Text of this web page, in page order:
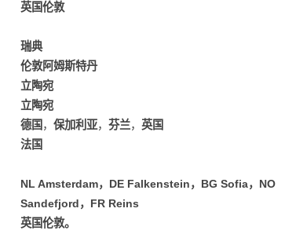
英国伦敦
瑞典
伦敦阿姆斯特丹
立陶宛
立陶宛
德国 ， 保加利亚， 芬兰， 英国
法国
NL Amsterdam，DE Falkenstein，BG Sofia，NO
Sandefjord，FR Reins
英国伦敦。